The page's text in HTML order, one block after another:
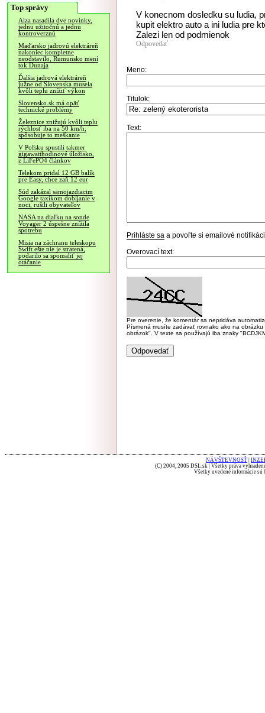
Top správy
Alza nasadila dve novinky,
jednu užitočnú a jednu
kontroverznú
Maďarsko jadrovú elektráreň
nakoniec kompletne
neodstavilo, Rumunsko mení
tok Dunaja
Ďalšia jadrová elektráreň
južne od Slovenska musela
kvôli teplu znížiť výkon
Slovensko.sk má opäť
technické problémy
Železnice znižujú kvôli teplu
rýchlosť iba na 50 km/h,
spôsobuje to meškanie
V Poľsku spustili takmer
gigawatthodinové úložisko,
z LiFePO4 článkov
Telekom pridal 12 GB balík
pre Easy, chce zaň 12 eur
Súd zakázal samojazdiacim
Google taxíkom dobíjanie v
noci, rušili obyvateľov
NASA na diaľku na sonde
Voyager 2 úspešne znížila
spotrebu
Misia na záchranu teleskopu
Swift ešte nie je stratená,
podarilo sa spomaliť jej
otáčanie
V konecnom dosledku su ludia,
kupit elektro auto a ini ludia pre
Zalezi len od podmienok
Odpovedať
Meno:
Titulok:
Text:
Prihláste sa a povoľte si emailové
Overovací text:
Pre overenie, že komentár sa nepridáva
Písmená musíte zadávať rovnako ako na
obrázok". V texte sa používajú iba znaky
NÁVŠTEVNOSŤ
(C) 2004, 2005 DSL.sk | Všetky práva
Všetky uvedené informácie sú